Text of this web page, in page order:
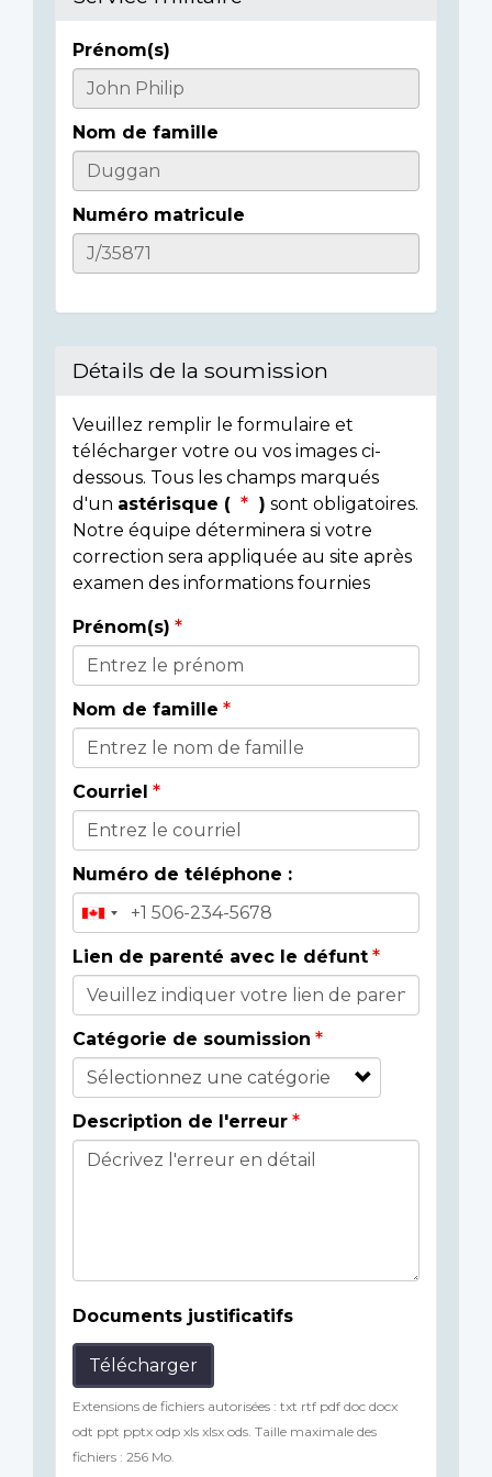
Casualty
Details
Prénom(s)
Nom de famille
Numéro matricule
Détails de la soumission
Veuillez remplir le formulaire et
télécharger votre ou vos images ci-
dessous. Tous les champs marqués
d'un astérisque ( ) sont obligatoires.
Notre équipe déterminera si votre
correction sera appliquée au site après
examen des informations fournies
Donor
Details
Prénom(s)
Nom de famille
Courriel
Numéro de téléphone :
Lien de parenté avec le défunt
Catégorie de soumission
Description de l'erreur
Documents justificatifs
Télécharger
Extensions de fichiers autorisées : txt rtf pdf doc docx
odt ppt pptx odp xls xlsx ods. Taille maximale des
fichiers : 256 Mo.